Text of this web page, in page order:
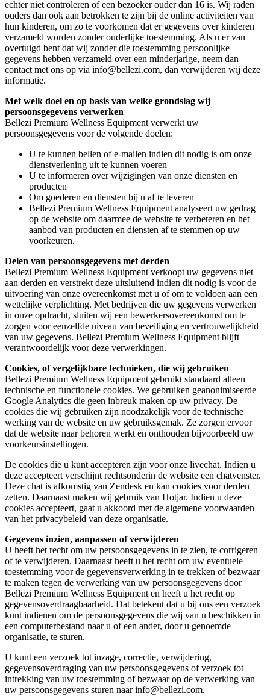
echter niet controleren of een bezoeker ouder dan 16 is. Wij raden
ouders dan ook aan betrokken te zijn bij de online activiteiten van
hun kinderen, om zo te voorkomen dat er gegevens over kinderen
verzameld worden zonder ouderlijke toestemming. Als u er van
overtuigd bent dat wij zonder die toestemming persoonlijke
gegevens hebben verzameld over een minderjarige, neem dan
contact met ons op via info@bellezi.com, dan verwijderen wij deze
informatie.
Met welk doel en op basis van welke grondslag wij
persoonsgegevens verwerken
Bellezi Premium Wellness Equipment verwerkt uw
persoonsgegevens voor de volgende doelen:
U te kunnen bellen of e-mailen indien dit nodig is om onze
dienstverlening uit te kunnen voeren
U te informeren over wijzigingen van onze diensten en
producten
Om goederen en diensten bij u af te leveren
Bellezi Premium Wellness Equipment analyseert uw gedrag
op de website om daarmee de website te verbeteren en het
aanbod van producten en diensten af te stemmen op uw
voorkeuren.
Delen van persoonsgegevens met derden
Bellezi Premium Wellness Equipment verkoopt uw gegevens niet
aan derden en verstrekt deze uitsluitend indien dit nodig is voor de
uitvoering van onze overeenkomst met u of om te voldoen aan een
wettelijke verplichting. Met bedrijven die uw gegevens verwerken
in onze opdracht, sluiten wij een bewerkersovereenkomst om te
zorgen voor eenzelfde niveau van beveiliging en vertrouwelijkheid
van uw gegevens. Bellezi Premium Wellness Equipment blijft
verantwoordelijk voor deze verwerkingen.
Cookies, of vergelijkbare technieken, die wij gebruiken
Bellezi Premium Wellness Equipment gebruikt standaard alleen
technische en functionele cookies. We gebruiken geanonimiseerde
Google Analytics die geen inbreuk maken op uw privacy. De
cookies die wij gebruiken zijn noodzakelijk voor de technische
werking van de website en uw gebruiksgemak. Ze zorgen ervoor
dat de website naar behoren werkt en onthouden bijvoorbeeld uw
voorkeursinstellingen.
De cookies die u kunt accepteren zijn voor onze livechat. Indien u
deze accepteert verschijnt rechtsonderin de website een chatvenster.
Deze chat is afkomstig van Zendesk en kan cookies voor derden
zetten. Daarnaast maken wij gebruik van Hotjar. Indien u deze
cookies accepteert, gaat u akkoord met de algemene voorwaarden
van het privacybeleid van deze organisatie.
Gegevens inzien, aanpassen of verwijderen
U heeft het recht om uw persoonsgegevens in te zien, te corrigeren
of te verwijderen. Daarnaast heeft u het recht om uw eventuele
toestemming voor de gegevensverwerking in te trekken of bezwaar
te maken tegen de verwerking van uw persoonsgegevens door
Bellezi Premium Wellness Equipment en heeft u het recht op
gegevensoverdraagbaarheid. Dat betekent dat u bij ons een verzoek
kunt indienen om de persoonsgegevens die wij van u beschikken in
een computerbestand naar u of een ander, door u genoemde
organisatie, te sturen.
U kunt een verzoek tot inzage, correctie, verwijdering,
gegevensoverdraging van uw persoonsgegevens of verzoek tot
intrekking van uw toestemming of bezwaar op de verwerking van
uw persoonsgegevens sturen naar info@bellezi.com.